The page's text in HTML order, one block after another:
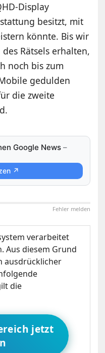
Display
besitzt, mit
könnte. Bis wir
Rätsels erhalten,
noch bis zum
gedulden
die zweite
Google News –
↗
Fehler melden
verarbeitet
Aus diesem Grund
ausdrücklicher
die
jetzt